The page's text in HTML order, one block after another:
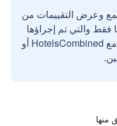
وعرض التقييمات من
فقط والتي تم إجراؤها
بواسطة مستخدمين حقيقيين مع HotelsCombined أو